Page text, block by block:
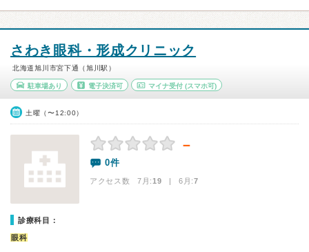
さわき眼科・形成クリニック
北海道旭川市宮下通（旭川駅）
駐車場あり 電子決済可 マイナ受付 (スマホ可)
土曜（〜12:00）
－
0件
アクセス数 7月:19 | 6月:7
診療科目：
眼科